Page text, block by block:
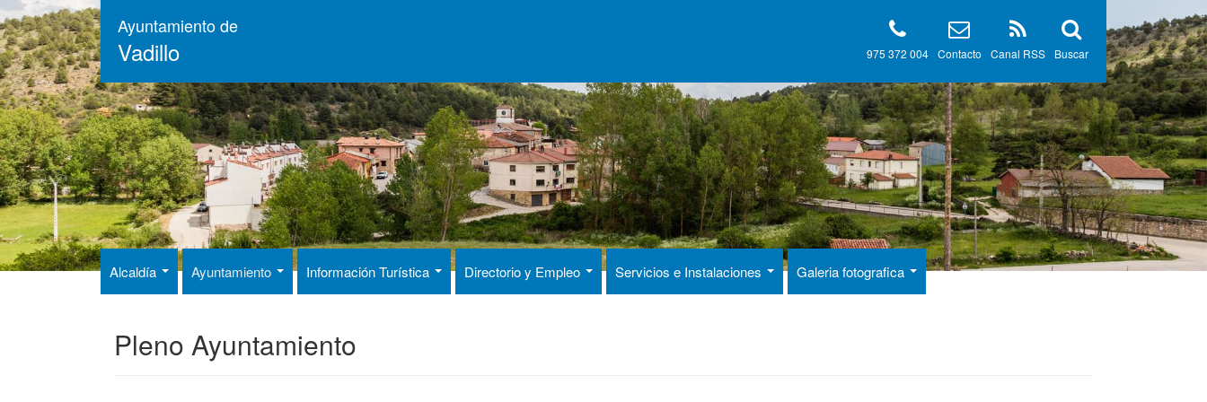
Pasar
al
contenido
principal
Ayuntamiento de
Vadillo Buscar
Canal RSS
Contacto
975 372 004
Alcaldía Ayuntamiento Información Turística Directorio y Empleo Servicios e Instalaciones Galeria fotografica
Pleno Ayuntamiento